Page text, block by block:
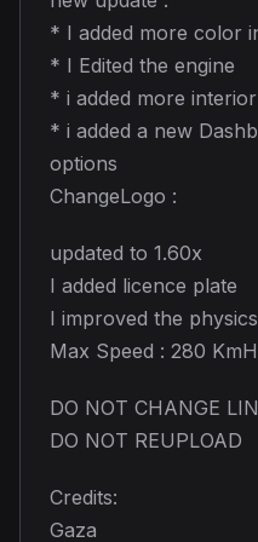
* I added more color
* I Edited the engine
* i added more
* i added a new
options
ChangeLogo :
updated to 1.60x
I added licence plate
I improved the
Max Speed : 280 KmH
DO NOT CHANGE
DO NOT REUPLOAD
Credits:
Gaza